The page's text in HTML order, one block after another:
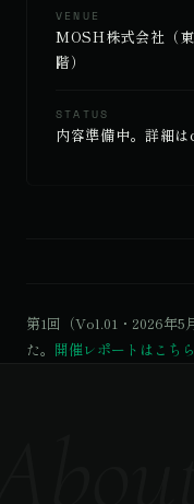
VENUE
MOSH株式会社（
階）
STATUS
内容準備中。詳細
第1回（Vol.01・2026年5
た。 開催レポートはこち